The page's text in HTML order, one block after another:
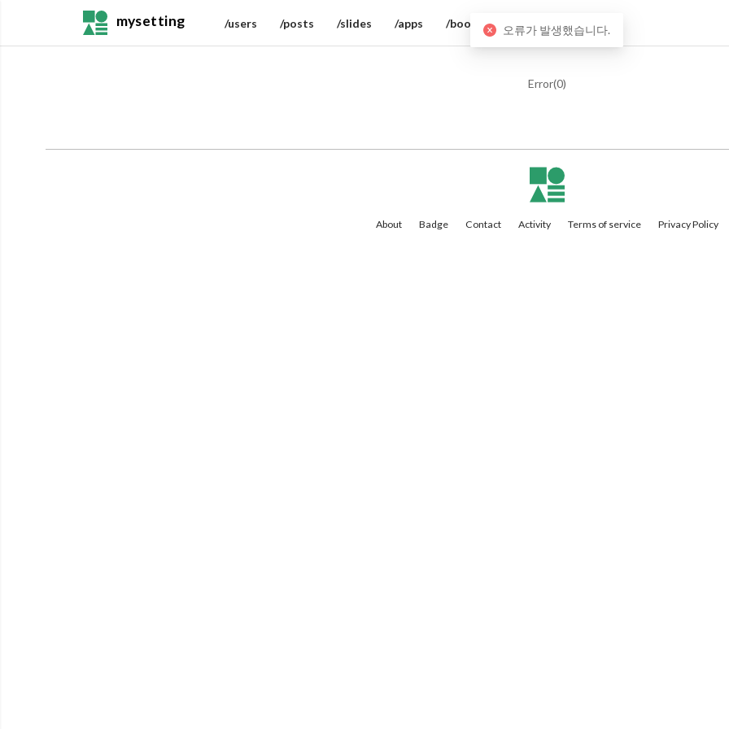
mysetting /users /posts /slides /apps /books
Error(0)
About Badge Contact Activity Terms of service Privacy Policy
오류가 발생했습니다.